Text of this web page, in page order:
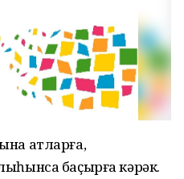
атларға,
баҫырға кәрәк.